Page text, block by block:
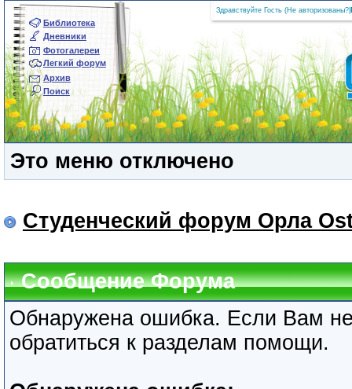
Библиотека
Дневники
Фотогалереи
Легкий форум
Архив
Поиск
Здравствуйте Гость (Не авторизованы?
Это меню отключено
Студенческий форум Орла
Сообщение Форума
Обнаружена ошибка. Если Вам
обратиться к разделам помощи.